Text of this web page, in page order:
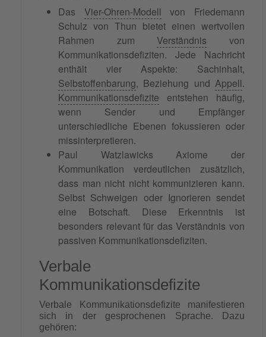
Das Vier-Ohren-Modell von Friedemann
Schulz von Thun bietet einen wertvollen
Rahmen zum Verständnis von
Kommunikationsdefiziten. Jede Nachricht
enthält vier Aspekte: Sachinhalt,
Selbstoffenbarung, Beziehung und Appell.
Kommunikationsdefizite entstehen häufig,
wenn Sender und Empfänger
unterschiedliche Ebenen fokussieren oder
missinterpretieren.
Paul Watzlawicks Axiome der
Kommunikation verdeutlichen zusätzlich,
dass man nicht nicht kommunizieren kann.
Selbst Schweigen oder Ignorieren sendet
eine Botschaft. Diese Erkenntnis ist
besonders relevant für das Verständnis von
passiven Kommunikationsdefiziten.
Verbale
Kommunikationsdefizite
Verbale Kommunikationsdefizite manifestieren
sich in der gesprochenen Sprache. Dazu
gehören: